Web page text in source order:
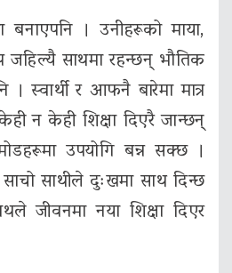
बनाएपनि । उनीहरूको माया,
जहिल्यै साथमा रहन्छन् भौतिक
स्वार्थी र आफनै बारेमा मात्र
न केही शिक्षा दिएरै जान्छन्
उपयोगि बन्न सक्छ ।
साथीले दुःखमा साथ दिन्छ
जीवनमा नया शिक्षा दिएर